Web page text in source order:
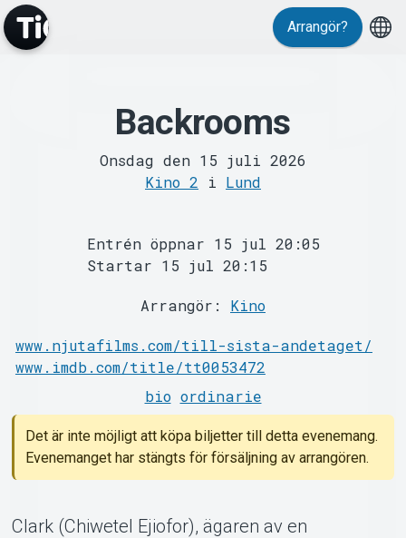
MyTickster
Support
Om Tickster
Arrangör?
Backrooms
Onsdag den 15 juli 2026
Kino 2 i Lund
Entrén öppnar 15 jul 20:05
Startar 15 jul 20:15
Arrangör: Kino
www.njutafilms.com/till-sista-andetaget/
www.imdb.com/title/tt0053472
bio ordinarie
Det är inte möjligt att köpa biljetter till detta evenemang.
Evenemanget har stängts för försäljning av arrangören.
Clark (Chiwetel Ejiofor), ägaren av en